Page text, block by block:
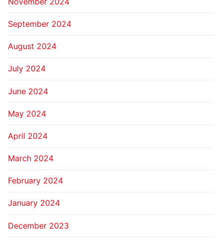
September 2024
August 2024
July 2024
June 2024
May 2024
April 2024
March 2024
February 2024
January 2024
December 2023